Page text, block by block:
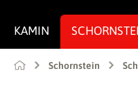
KAMIN
Schornstein